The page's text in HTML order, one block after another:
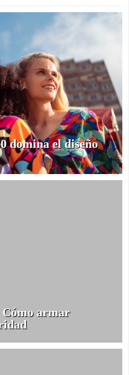
domina el diseño
Cómo armar